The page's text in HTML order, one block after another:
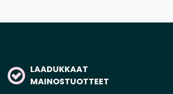
LAADUKKAAT
MAINOSTUOTTEET